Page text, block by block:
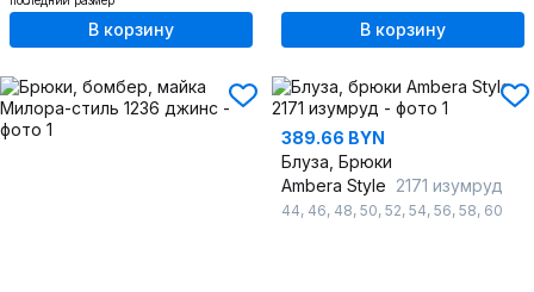
В корзину В корзину
389.66 BYN
Блуза, Брюки
Ambera Style 2171 изумруд
44, 46, 48, 50, 52, 54, 56, 58, 60